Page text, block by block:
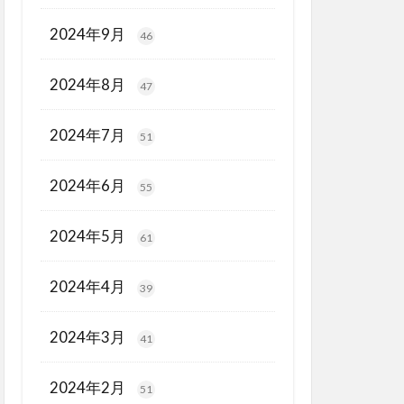
2024年9月 46
2024年8月 47
2024年7月 51
2024年6月 55
2024年5月 61
2024年4月 39
2024年3月 41
2024年2月 51